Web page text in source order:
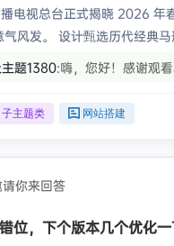
电视总台正式揭晓 2026 年
气风发。 设计甄选历代经典
现传统美学神韵，深情寄托
题1380:嗨，您好！感谢观
子主题类 网站搭建
你来回答
位，下个版本几个优化